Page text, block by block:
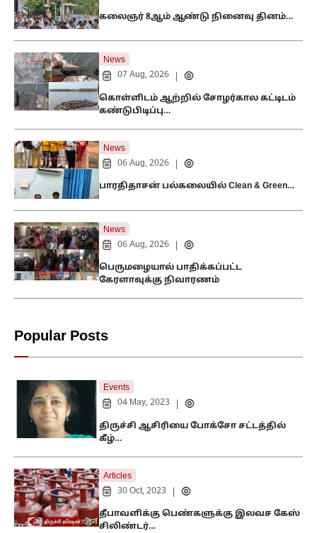
கலைஞர் 8ஆம் ஆண்டு நினைவு தினம்…
News
07 Aug, 2026
கொள்ளிடம் ஆற்றில் சோழர்கால கட்டிடம்
கண்டுபிடிப்பு…
News
06 Aug, 2026
பாரதிதாசன் பல்கலையில் Clean & Green…
News
06 Aug, 2026
பெருமழையால் பாதிக்கப்பட்ட
கேரளாவுக்கு நிவாரணம்
Popular Posts
Events
04 May, 2023
திருச்சி ஆசிரியை போக்சோ சட்டத்தில்
கீழ்…
Articles
30 Oct, 2023
தீபாவளிக்கு பெண்களுக்கு இலவச கேஸ்
சிலிண்டர்…